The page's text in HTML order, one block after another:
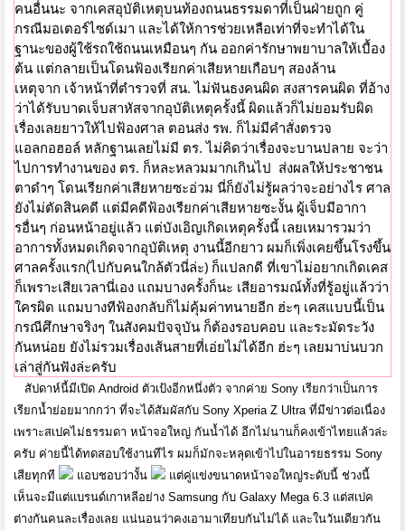
คนอื่นนะ จากเคสอุบัติเหตุบนท้องถนนธรรมดาที่เป็นฝ่ายถูก คู่
กรณีมอเตอร์ไซด์เมา และได้ให้การช่วยเหลือเท่าที่จะทำได้ใน
ฐานะของผู้ใช้รถใช้ถนนเหมือนๆ กัน ออกค่ารักษาพยาบาลให้เบื้อง
ต้น แต่กลายเป็นโดนฟ้องเรียกค่าเสียหายเกือบๆ สองล้าน
เหตุจาก เจ้าหน้าที่ตำรวจที่ สน. ไม่ฟันธงคนผิด สงสารคนผิด ที่อ้าง
ว่าได้รับบาดเจ็บสาหัสจากอุบัติเหตุครั้งนี้ ผิดแล้วก็ไม่ยอมรับผิด
เรื่องเลยยาวให้ไปฟ้องศาล ตอนส่ง รพ. ก็ไม่มีคำสั่งตรวจ
แอลกอฮอล์ หลักฐานเลยไม่มี ตร. ไม่คิดว่าเรื่องจะบานปลาย จะว่า
ไปการทำงานของ ตร. ก็หละหลวมมากเกินไป ส่งผลให้ประชาชน
ตาดำๆ โดนเรียกค่าเสียหายซะอ่วม นี่ก็ยังไม่รู้ผลว่าจะอย่างไร ศาล
ยังไม่ตัดสินคดี แต่มีคดีฟ้องเรียกค่าเสียหายซะงั้น ผู้เจ็บมีอากา
รอื่นๆ ก่อนหน้าอยู่แล้ว แต่บังเอิญเกิดเหตุครั้งนี้ เลยเหมารวมว่า
อาการทั้งหมดเกิดจากอุบัติเหตุ งานนี้อีกยาว ผมก็เพิ่งเคยขึ้นโรงขึ้น
ศาลครั้งแรก(ไปกับคนใกล้ตัวนี่ล่ะ) ก็แปลกดี ที่เขาไม่อยากเกิดเคส
ก็เพราะเสียเวลานี่เอง แถมบางครั้งก็นะ เสียอารมณ์ทั้งที่รู้อยู่แล้วว่า
ใครผิด แถมบางทีฟ้องกลับก็ไม่คุ้มค่าทนายอีก ฮ่ะๆ เคสแบบนี้เป็น
กรณีศึกษาจริงๆ ในสังคมปัจจุบัน ก็ต้องรอบคอบ และระมัดระวัง
กันหน่อย ยังไม่รวมเรื่องเส้นสายที่เอ่ยไม่ได้อีก ฮ่ะๆ เลยมาบ่นบวก
เล่าสู่กันฟังล่ะครับ
สัปดาห์นี้มีเปิด Android ตัวเป้งอีกหนึ่งตัว จากค่าย Sony เรียกว่าเป็นการ
เรียกน้ำย่อยมากกว่า ที่จะได้สัมผัสกับ Sony Xperia Z Ultra ที่มีข่าวต่อเนื่อง
เพราะสเปคไม่ธรรมดา หน้าจอใหญ่ กันน้ำได้ อีกไม่นานก็คงเข้าไทยแล้วล่ะ
ครับ ค่ายนี้ได้ทดสอบใช้งานทีไร ผมก็มักจะหลุดเข้าไปในอารยธรรม Sony
เสียทุกที
แอบชอบว่างั้น
แต่คู่แข่งขนาดหน้าจอใหญ่ระดับนี้ ช่วงนี้
เห็นจะมีแต่แบรนด์เกาหลีอย่าง Samsung กับ Galaxy Mega 6.3 แต่สเปค
ต่างกันคนละเรื่องเลย แน่นอนว่าคงเอามาเทียบกันไม่ได้ และในวันเดียวกัน